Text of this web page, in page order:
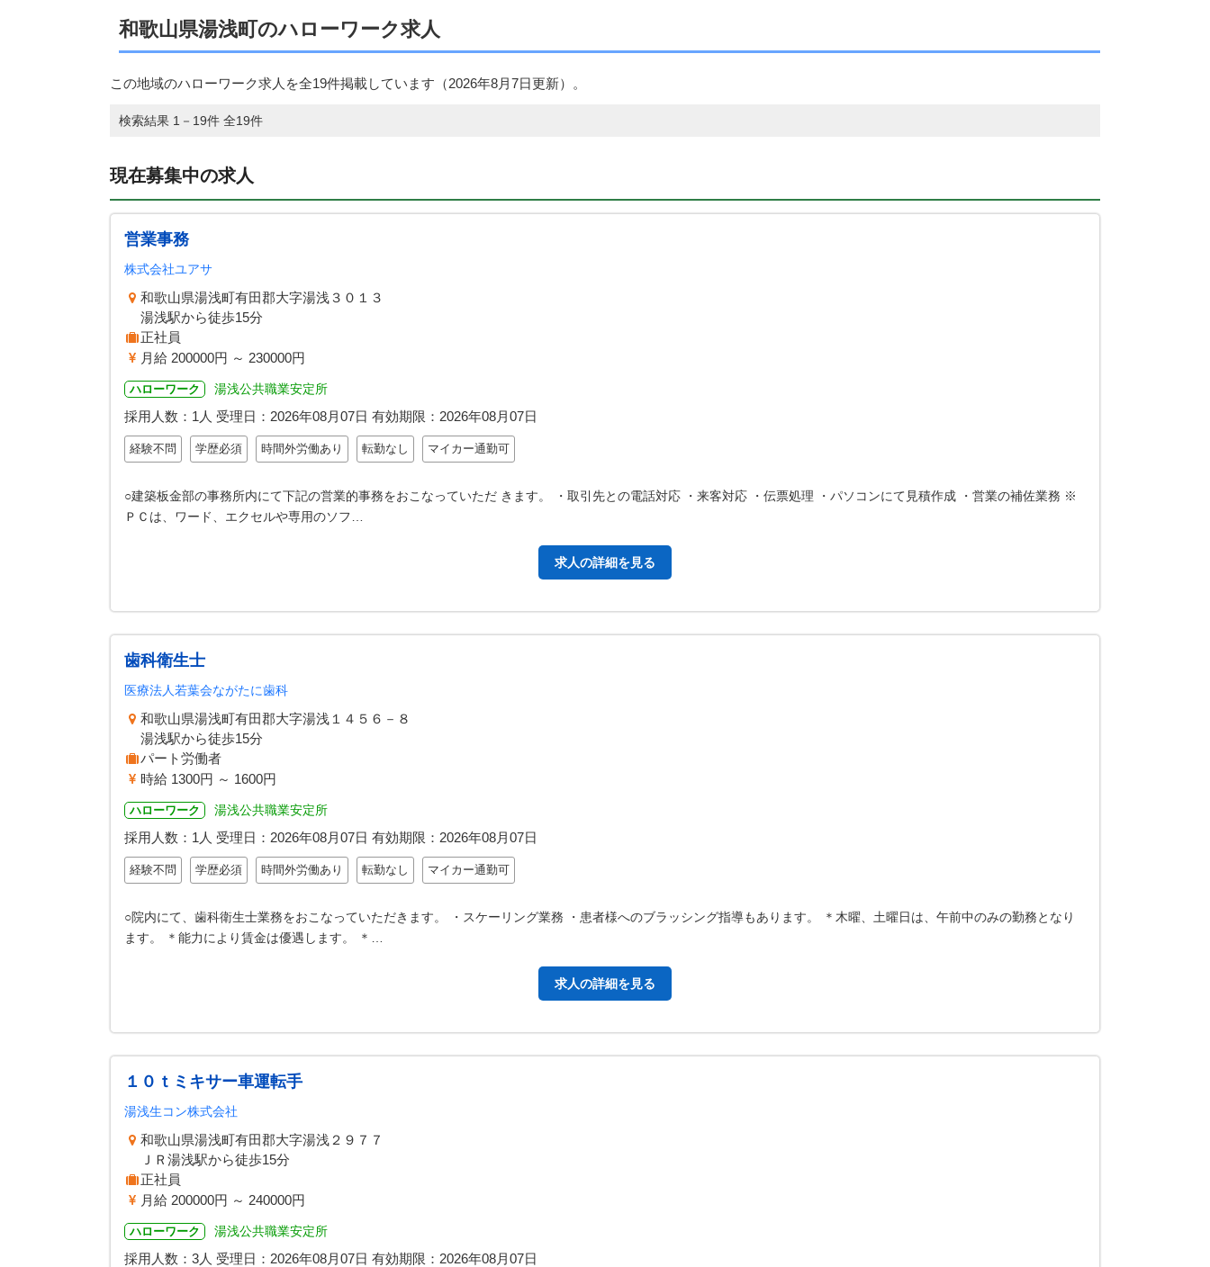
和歌山県湯浅町のハローワーク求人
この地域のハローワーク求人を全19件掲載しています（2026年8月7日更新）。
検索結果 1－19件 全19件
現在募集中の求人
営業事務
株式会社ユアサ
和歌山県湯浅町有田郡大字湯浅３０１３
湯浅駅から徒歩15分
正社員
月給 200000円 ～ 230000円
ハローワーク 湯浅公共職業安定所
採用人数：1人 受理日： 2026年08月07日 有効期限： 2026年08月07日
経験不問 学歴必須 時間外労働あり 転勤なし マイカー通勤可
○建築板金部の事務所内にて下記の営業的事務をおこなっていただ きます。 ・取引先との電話対応 ・来客対応 ・伝票処理 ・パソコンにて見積作成 ・営業の補佐業務 ※
ＰＣは、ワード、エクセルや専用のソフ…
求人の詳細を見る
歯科衛生士
医療法人若葉会ながたに歯科
和歌山県湯浅町有田郡大字湯浅１４５６－８
湯浅駅から徒歩15分
パート労働者
時給 1300円 ～ 1600円
ハローワーク 湯浅公共職業安定所
採用人数：1人 受理日： 2026年08月07日 有効期限： 2026年08月07日
経験不問 学歴必須 時間外労働あり 転勤なし マイカー通勤可
○院内にて、歯科衛生士業務をおこなっていただきます。 ・スケーリング業務 ・患者様へのブラッシング指導もあります。 ＊木曜、土曜日は、午前中のみの勤務となり
ます。 ＊能力により賃金は優遇します。 ＊…
求人の詳細を見る
１０ｔミキサー車運転手
湯浅生コン株式会社
和歌山県湯浅町有田郡大字湯浅２９７７
ＪＲ湯浅駅から徒歩15分
正社員
月給 200000円 ～ 240000円
ハローワーク 湯浅公共職業安定所
採用人数：3人 受理日： 2026年08月07日 有効期限： 2026年08月07日